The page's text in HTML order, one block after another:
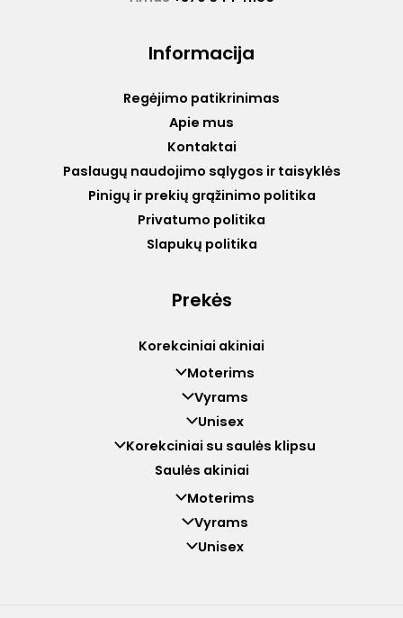
Informacija
Regėjimo patikrinimas
Apie mus
Kontaktai
Paslaugų naudojimo sąlygos ir taisyklės
Pinigų ir prekių grąžinimo politika
Privatumo politika
Slapukų politika
Prekės
Korekciniai akiniai
Moterims
Vyrams
Unisex
Korekciniai su saulės klipsu
Saulės akiniai
Moterims
Vyrams
Unisex